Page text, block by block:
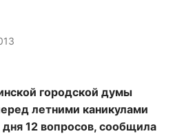
городской думы
летними каникулами
12 вопросов, сообщила